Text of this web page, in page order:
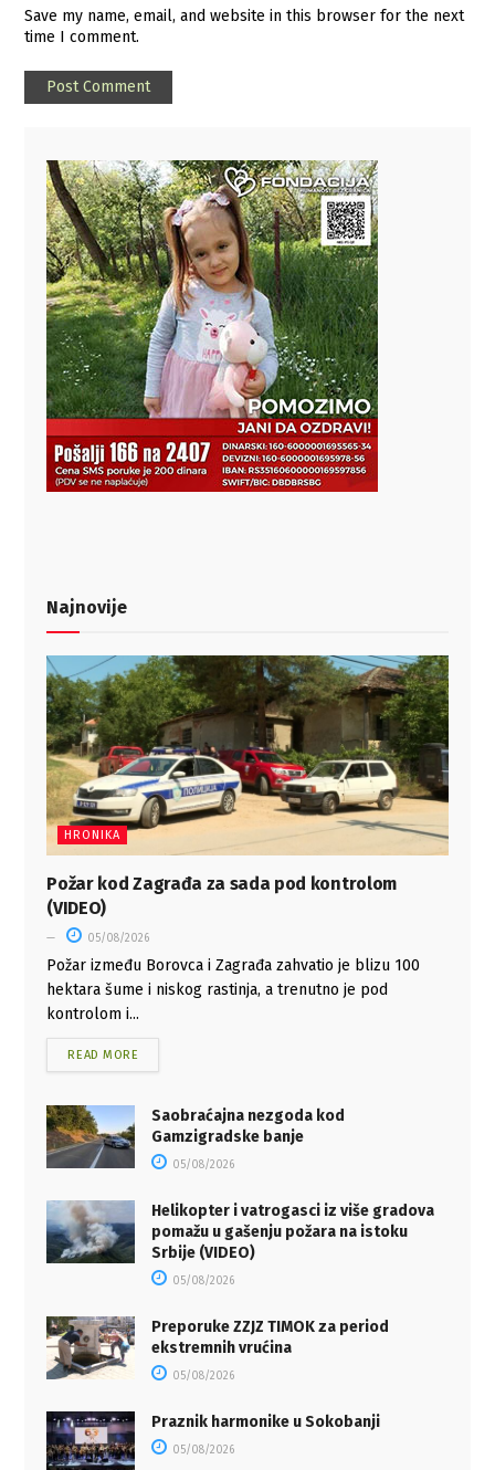
Save my name, email, and website in this browser for the next
time I comment.
Najnovije
HRONIKA
Požar kod Zagrađa za sada pod kontrolom
(VIDEO)
05/08/2026
Požar između Borovca i Zagrađa zahvatio je blizu 100
hektara šume i niskog rastinja, a trenutno je pod
kontrolom i...
READ MORE
Saobraćajna nezgoda kod
Gamzigradske banje
05/08/2026
Helikopter i vatrogasci iz više gradova
pomažu u gašenju požara na istoku
Srbije (VIDEO)
05/08/2026
Preporuke ZZJZ TIMOK za period
ekstremnih vrućina
05/08/2026
Praznik harmonike u Sokobanji
05/08/2026